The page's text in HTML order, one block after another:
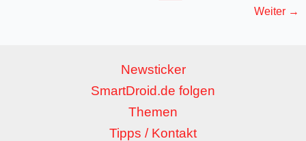
Weiter →
Newsticker
SmartDroid.de folgen
Themen
Tipps / Kontakt